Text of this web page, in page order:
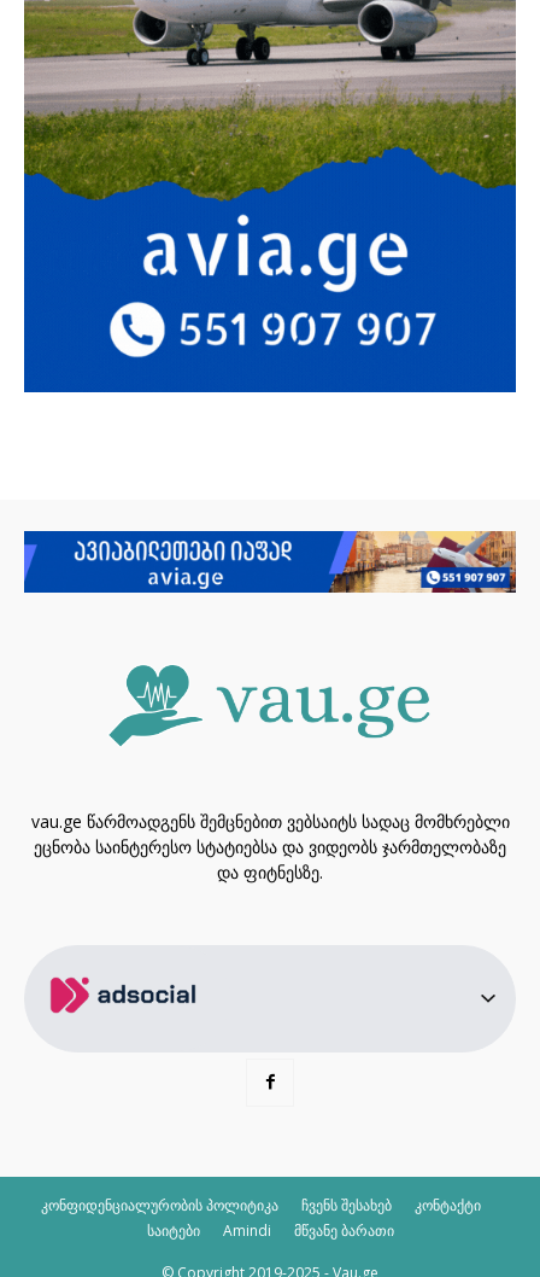
vau.ge წარმოადგენს შემცნებით ვებსაიტს სადაც მომხრებლი
ეცნობა საინტერესო სტატიებსა და ვიდეობს ჯარმთელობაზე
და ფიტნესზე.
კონფიდენციალურობის პოლიტიკა ჩვენს შესახებ
კონტაქტი
საიტები
Amindi მწვანე ბარათი
© Copyright 2019-2025 - Vau.ge